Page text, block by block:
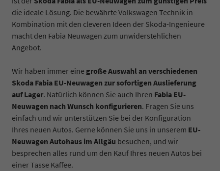
die ideale Lösung. Die bewährte Volkswagen Technik in
Kombination mit den cleveren Ideen der Skoda-Ingenieure
macht den Fabia Neuwagen zum unwiderstehlichen
Angebot.
Wir haben immer eine große Auswahl an verschiedenen
Skoda Fabia EU-Neuwagen zur sofortigen Auslieferung
auf Lager. Natürlich können Sie auch Ihren Fabia EU-
Neuwagen nach Wunsch konfigurieren. Fragen Sie uns
einfach und wir unterstützen Sie bei der Konfiguration
Ihres neuen Autos. Gerne können Sie uns in unserem EU-
Neuwagen Autohaus im Allgäu besuchen, und wir
besprechen alles rund um den Kauf Ihres neuen Autos bei
einer Tasse Kaffee.